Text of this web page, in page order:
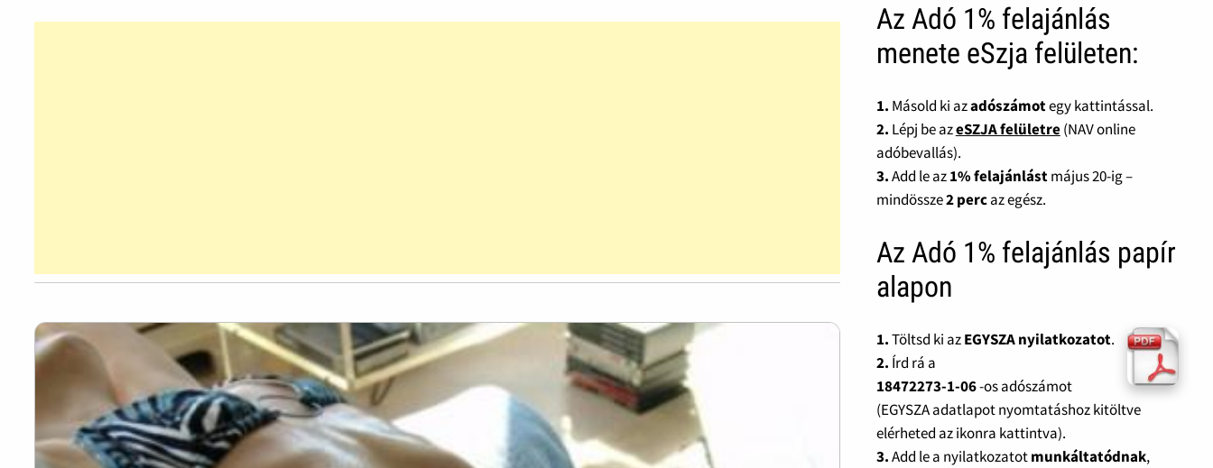
Az Adó 1% felajánlás
menete eSzja felületen:
1. Másold ki azadószámotegy kattintással.
2. Lépj be azeSZJA felületre(NAV online
adóbevallás).
3.Add le az1% felajánlástmájus 20-ig –
mindössze2 percaz egész.
Az Adó 1% felajánlás papír
alapon
1.Töltsd ki azEGYSZA nyilatkozatot.
2. Írd rá a
18472273-1-06-os adószámot
(EGYSZA adatlapot nyomtatáshoz kitöltve
elérheted az ikonra kattintva).
3.Add le a nyilatkozatotmunkáltatódnak,